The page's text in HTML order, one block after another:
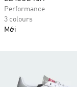
Performance
3 colours
Mới